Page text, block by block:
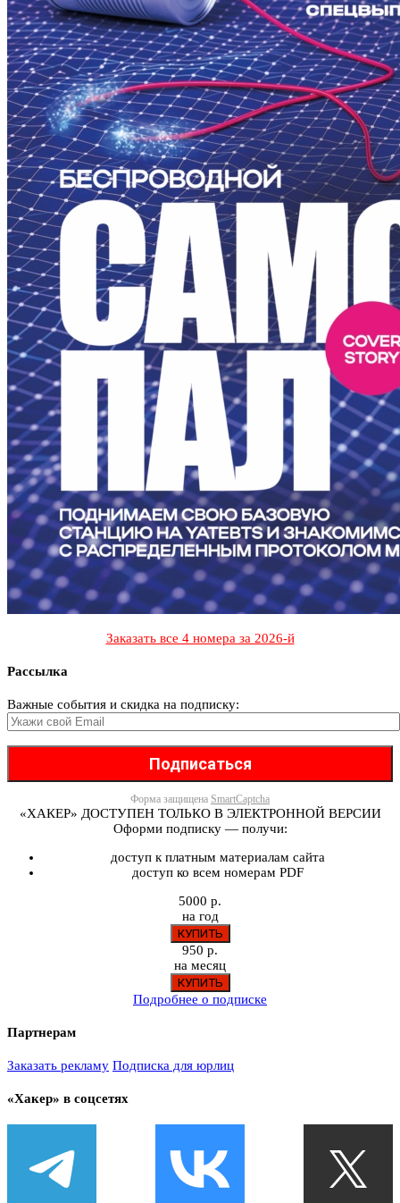
Заказать все 4 номера за 2026-й
Рассылка
Важные события и скидка на подписку:
Форма защищена SmartCaptcha
«ХАКЕР» ДОСТУПЕН ТОЛЬКО В ЭЛЕКТРОННОЙ ВЕРСИИ
Оформи подписку — получи:
доступ к платным материалам сайта
доступ ко всем номерам PDF
5000 р.
на год
950 р.
на месяц
Подробнее о подписке
Партнерам
Заказать рекламу Подписка для юрлиц
«Хакер» в соцсетях